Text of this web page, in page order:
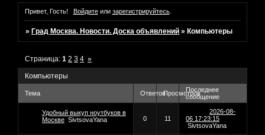
Привет, Гость! Войдитеили зарегистрируйтесь.
» Град Москва. Новости. Доска объявлений » Компьютеры
Компьютеры
Страница:1 2 3 4 »
Тема ОтветовПросмотровПоследнее
сообщение
Удобный выкуп ноутбуков в
Москве SivtsovaYana 0 11
2026-08-
06 17:23:15
SivtsovaYana